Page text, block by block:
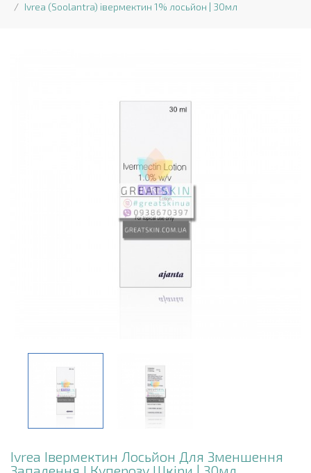
Ivrea (Soolantra) івермектин 1% лосьйон | 30мл
Ivrea Івермектин Лосьйон Для Зменшення